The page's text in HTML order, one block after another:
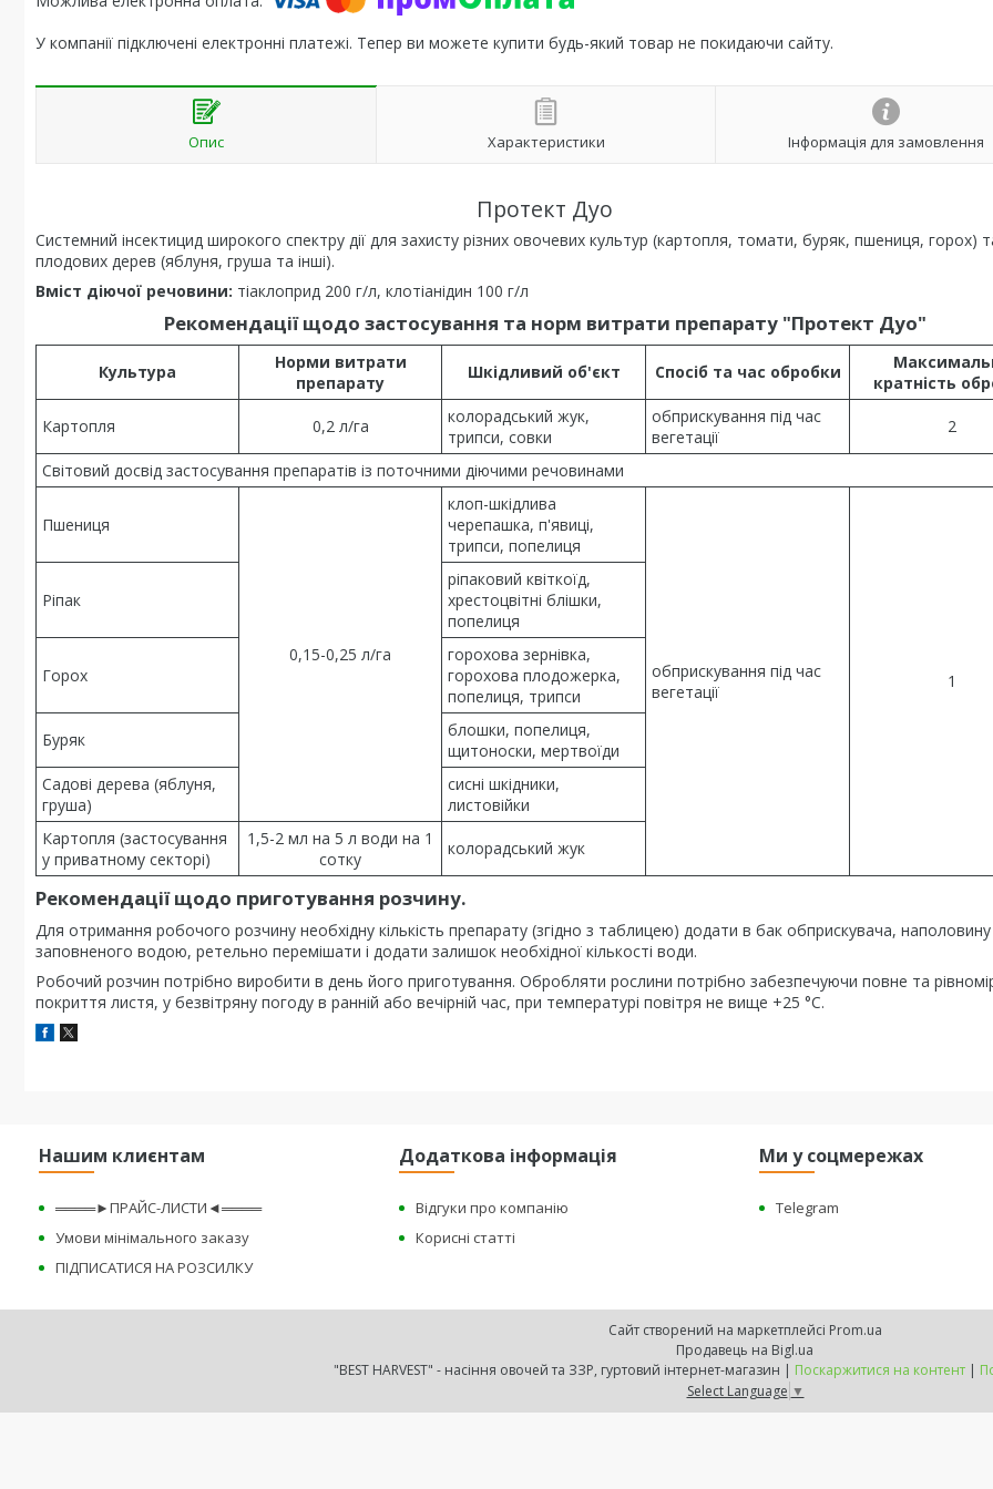
У компанії підключені електронні платежі. Тепер ви можете купити будь-який товар не покидаючи сайту.
Опис Характеристики Інформація для замовлення
Протект Дуо
Системний інсектицид широкого спектру дії для захисту різних овочевих культур (картопля, томати, буряк, пшениця, горох)
плодових дерев (яблуня, груша та інші).
Вміст діючої речовини: тіаклоприд 200 г/л, клотіанідин 100 г/л
Рекомендації щодо застосування та норм витрати препарату "Протект Дуо"
Культура
Норми витрати
препарату
Шкідливий об'єкт Спосіб та час обробки
кратність
Картопля 0,2 л/га
колорадський жук,
трипси, совки
обприскування під час
вегетації
2
Світовий досвід застосування препаратів із поточними діючими речовинами
Пшениця
0,15-0,25 л/га
клоп-шкідлива
черепашка, п'явиці,
трипси, попелиця
обприскування під час
вегетації
1
Ріпак
ріпаковий квіткоїд,
хрестоцвітні блішки,
попелиця
Горох
горохова зернівка,
горохова плодожерка,
попелиця, трипси
Буряк
блошки, попелиця,
щитоноски, мертвоїди
Садові дерева (яблуня,
груша)
сисні шкідники,
листовійки
Картопля (застосування
у приватному секторі)
1,5-2 мл на 5 л води на 1
сотку
колорадський жук
Рекомендації щодо приготування розчину.
Для отримання робочого розчину необхідну кількість препарату (згідно з таблицею) додати в бак обприскувача, наполовину
заповненого водою, ретельно перемішати і додати залишок необхідної кількості води.
Робочий розчин потрібно виробити в день його приготування. Обробляти рослини потрібно забезпечуючи повне та
покриття листя, у безвітряну погоду в ранній або вечірній час, при температурі повітря не вище +25 °С.
Нашим клиєнтам
════►ПРАЙС-ЛИСТИ◄════
Умови мінімального заказу
ПІДПИСАТИСЯ НА РОЗСИЛКУ
Додаткова інформація
Відгуки про компанію
Корисні статті
Ми у соцмережах
Telegram
Сайт створений на маркетплейсі Prom.ua
Продавець на Bigl.ua
"BEST HARVEST" - насіння овочей та ЗЗР, гуртовий інтернет-магазин | Поскаржитися на контент |
Select Language ▼